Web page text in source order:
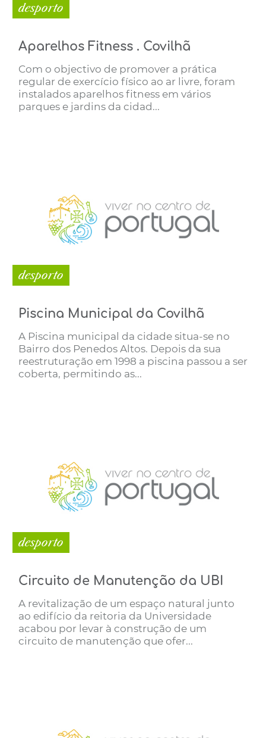
desporto
Aparelhos Fitness . Covilhã
Com o objectivo de promover a prática
regular de exercício físico ao ar livre, foram
instalados aparelhos fitness em vários
parques e jardins da cidad...
desporto
Piscina Municipal da Covilhã
A Piscina municipal da cidade situa-se no
Bairro dos Penedos Altos. Depois da sua
reestruturação em 1998 a piscina passou a ser
coberta, permitindo as...
desporto
Circuito de Manutenção da UBI
A revitalização de um espaço natural junto
ao edifício da reitoria da Universidade
acabou por levar à construção de um
circuito de manutenção que ofer...